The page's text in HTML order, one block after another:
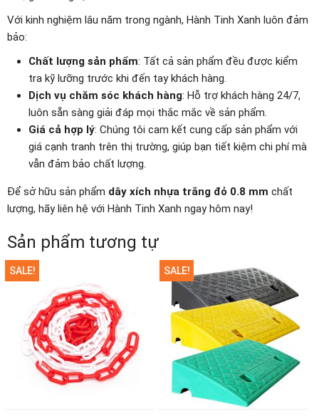
Với kinh nghiệm lâu năm trong ngành, Hành Tinh Xanh luôn đảm
bảo:
Chất lượng sản phẩm: Tất cả sản phẩm đều được kiểm
tra kỹ lưỡng trước khi đến tay khách hàng.
Dịch vụ chăm sóc khách hàng: Hỗ trợ khách hàng 24/7,
luôn sẵn sàng giải đáp mọi thắc mắc về sản phẩm.
Giá cả hợp lý: Chúng tôi cam kết cung cấp sản phẩm với
giá cạnh tranh trên thị trường, giúp bạn tiết kiệm chi phí mà
vẫn đảm bảo chất lượng.
Để sở hữu sản phẩm dây xích nhựa trắng đỏ 0.8 mm chất
lượng, hãy liên hệ với Hành Tinh Xanh ngay hôm nay!
Sản phẩm tương tự
SALE! SALE!